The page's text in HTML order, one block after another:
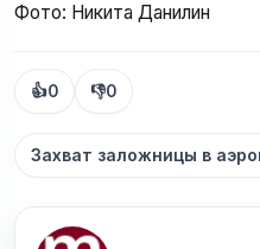
Фото: Никита Данилин
👍0 👎0
Захват заложницы в